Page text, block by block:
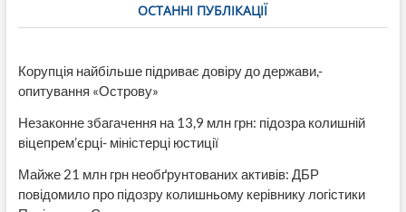
ОСТАННІ ПУБЛІКАЦІЇ
Корупція найбільше підриває довіру до держави,-
опитування «Острову»
Незаконне збагачення на 13,9 млн грн: підозра колишній
віцепрем’єрці- міністерці юстиції
Майже 21 млн грн необґрунтованих активів: ДБР
повідомило про підозру колишньому керівнику логістики